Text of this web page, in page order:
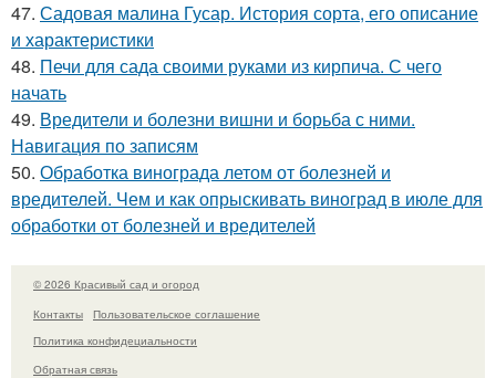
47. Садовая малина Гусар. История сорта, его описание
и характеристики
48. Печи для сада своими руками из кирпича. С чего
начать
49. Вредители и болезни вишни и борьба с ними.
Навигация по записям
50. Обработка винограда летом от болезней и
вредителей. Чем и как опрыскивать виноград в июле для
обработки от болезней и вредителей
© 2026 Красивый сад и огород
Контакты
Пользовательское соглашение
Политика конфидециальности
Обратная связь